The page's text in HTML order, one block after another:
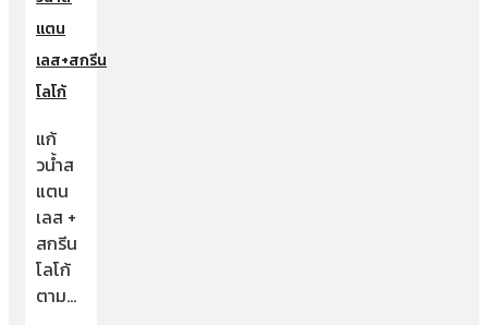
แตน
เลส+สกรีน
โลโก้
แก้
วน้ำส
แตน
เลส +
สกรีน
โลโก้
ตาม…